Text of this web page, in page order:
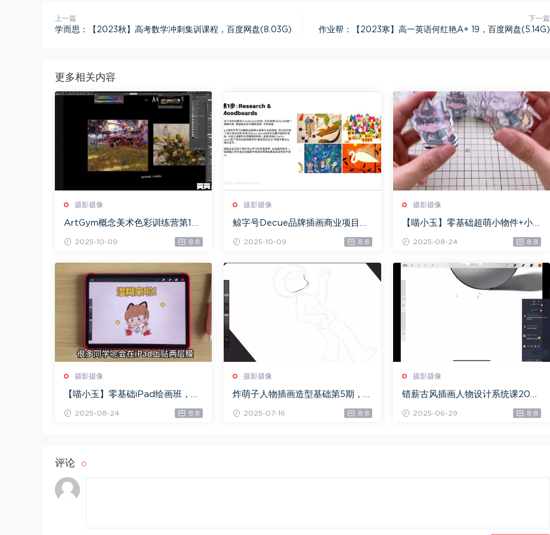
上一篇
学而思：【2023秋】高考数学冲刺集训课程，百度网盘(8.03G)
下一篇
作业帮：【2023寒】高一英语何红艳A+ 19，百度网盘(5.14G)
更多相关内容
摄影摄像
ArtGym概念美术色彩训练营第1
2025-10-09 8.8
摄影摄像
鲸字号Decue品牌插画商业项目
2025-10-09 8.8
摄影摄像
【喵小玉】零基础超萌小物件+小
2025-08-24 8.8
摄影摄像
【喵小玉】零基础iPad绘画班，百
2025-08-24 8.8
摄影摄像
炸萌子人物插画造型基础第5期，
2025-07-16 8.8
摄影摄像
错薪古风插画人物设计系统课2023
网盘(10.69G)
2025-06-29 8.8
评论 0